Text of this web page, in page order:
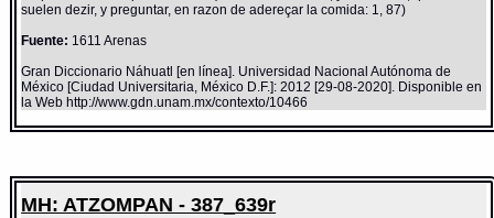
suelen dezir, y preguntar, en razon de adereçar la comida: 1, 87)
Fuente: 1611 Arenas
Gran Diccionario Náhuatl [en línea]. Universidad Nacional Autónoma de
México [Ciudad Universitaria, México D.F.]: 2012 [29-08-2020]. Disponible en
la Web http://www.gdn.unam.mx/contexto/10466
MH: ATZOMPAN - 387_639r